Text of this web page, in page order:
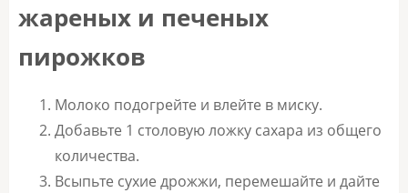
жареных и печеных
пирожков
Молоко подогрейте и влейте в миску.
Добавьте 1 столовую ложку сахара из общего
количества.
Всыпьте сухие дрожжи, перемешайте и дайте